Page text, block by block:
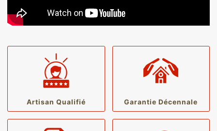
Artisan Qualifié Garantie Décennale